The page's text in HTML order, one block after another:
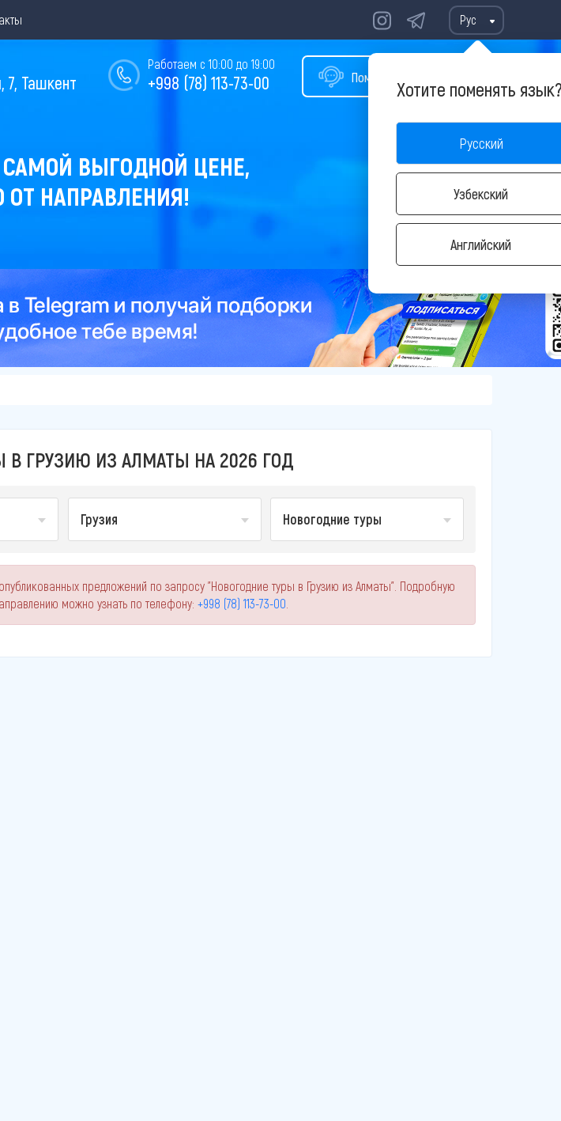
Рус
Хотите поменять
Русский
Узбекский
Английский
Помощь в подборе тура
Работаем с 10:00 до 19:00
+998 (78) 113-73-00
7, Ташкент
ВЫГОДНОЙ ЦЕНЕ,
НАПРАВЛЕНИЯ!
В ГРУЗИЮ ИЗ АЛМАТЫ НА 2026 ГОД
Грузия Новогодние туры
предложений по запросу "Новогодние туры в Грузию из Алматы". Подробную
можно узнать по телефону: +998 (78) 113-73-00